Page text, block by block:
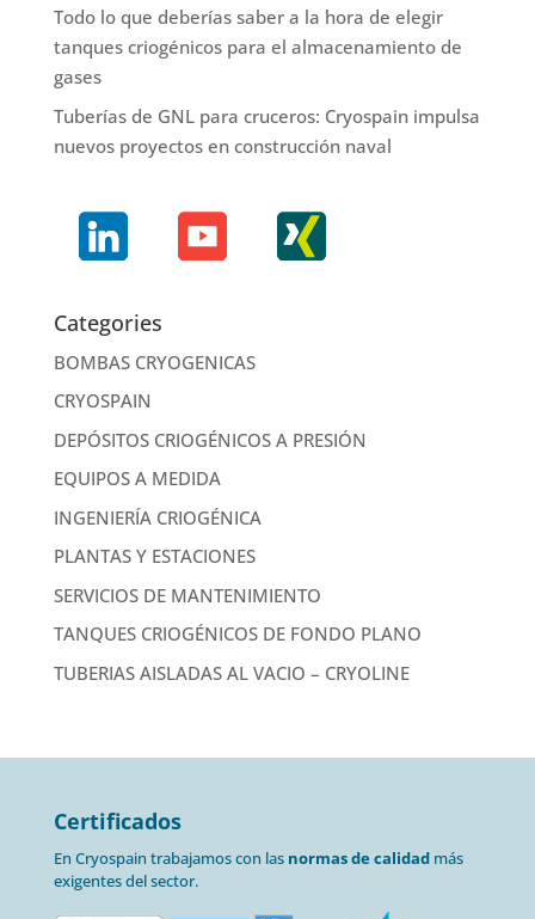
Todo lo que deberías saber a la hora de elegir
tanques criogénicos para el almacenamiento de
gases
Tuberías de GNL para cruceros: Cryospain impulsa
nuevos proyectos en construcción naval
Categories
BOMBAS CRYOGENICAS
CRYOSPAIN
DEPÓSITOS CRIOGÉNICOS A PRESIÓN
EQUIPOS A MEDIDA
INGENIERÍA CRIOGÉNICA
PLANTAS Y ESTACIONES
SERVICIOS DE MANTENIMIENTO
TANQUES CRIOGÉNICOS DE FONDO PLANO
TUBERIAS AISLADAS AL VACIO – CRYOLINE
Certificados
En Cryospain trabajamos con las normas de calidadmás
exigentes del sector.